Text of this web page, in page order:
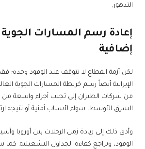
التدهور.
إعادة رسم المسارات الجوية
إضافية
لكن أزمة القطاع لا تتوقف عند الوقود وحده؛
الإيرانية أيضاً رسم خريطة المسارات الجوية
من شركات الطيران إلى تجنب أجزاء واسعة من
الشرق الأوسط، سواء لأسباب أمنية أو نتيجة
وأدى ذلك إلى زيادة زمن الرحلات بين أوروبا
الوقود، وتراجع كفاءة الجداول التشغيلية.